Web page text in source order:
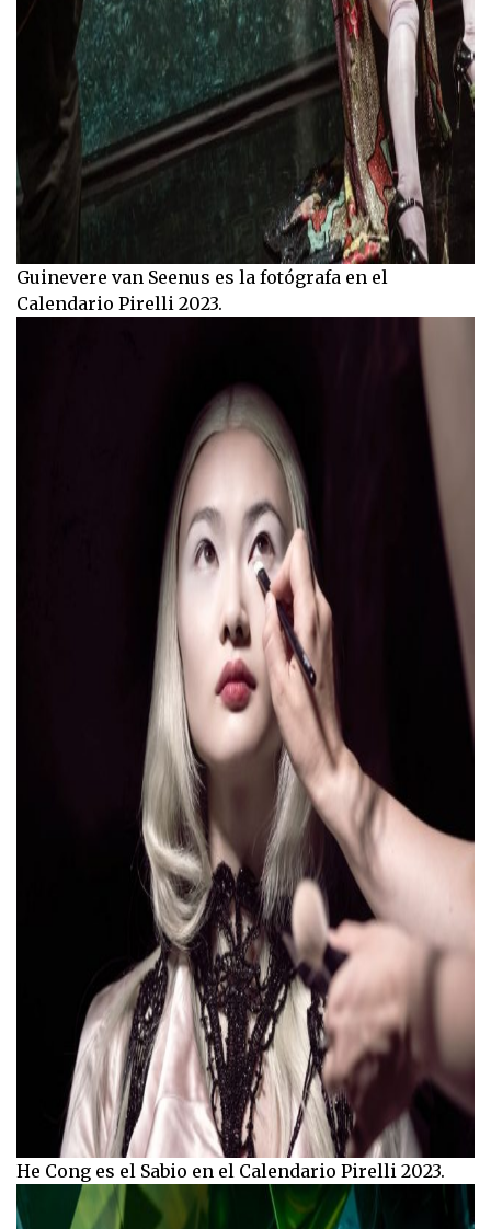
Guinevere van Seenus es la fotógrafa en el
Calendario Pirelli 2023.
He Cong es el Sabio en el Calendario Pirelli 2023.